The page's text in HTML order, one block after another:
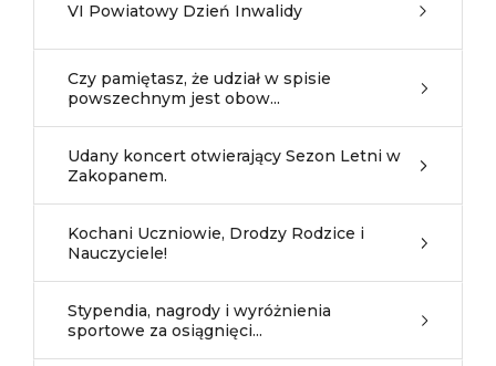
VI Powiatowy Dzień Inwalidy
Czy pamiętasz, że udział w spisie
powszechnym jest obow...
Udany koncert otwierający Sezon Letni w
Zakopanem.
Kochani Uczniowie, Drodzy Rodzice i
Nauczyciele!
Stypendia, nagrody i wyróżnienia
sportowe za osiągnięci...